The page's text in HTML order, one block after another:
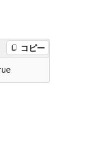
コピー